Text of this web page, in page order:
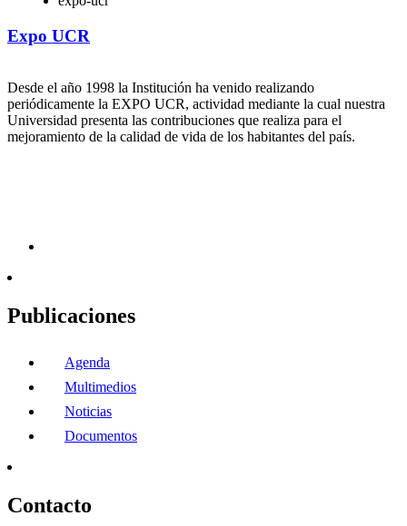
Expo UCR
Desde el año 1998 la Institución ha venido realizando
periódicamente la EXPO UCR, actividad mediante la cual nuestra
Universidad presenta las contribuciones que realiza para el
mejoramiento de la calidad de vida de los habitantes del país.
Publicaciones
Agenda
Multimedios
Noticias
Documentos
Contacto